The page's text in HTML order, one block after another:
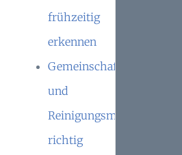
frühzeitig
erkennen
Gemeinschaftsflächen
und
Reinigungsmanagement
richtig